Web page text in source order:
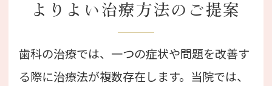
よりよい 治療方法の ご提案
歯科の治療では、一つの症状や問題を改善す
る際に治療法が複数存在します。当院では、